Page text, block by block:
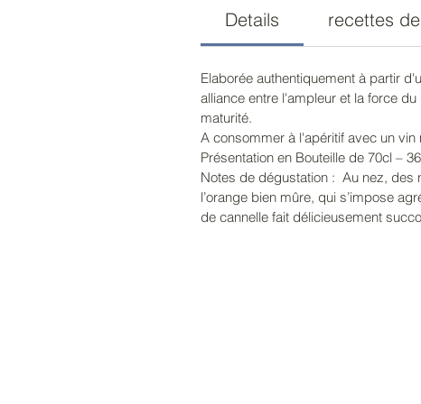
Details recettes
Elaborée authentiquement à partir
alliance entre l'ampleur et la force
maturité.
A consommer à l'apéritif avec un
Présentation en Bouteille de 70cl –
Notes de dégustation : Au nez, des
l’orange bien mûre, qui s’impose
de cannelle fait délicieusement